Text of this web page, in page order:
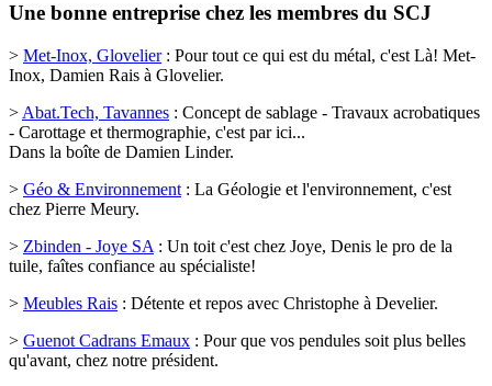
Une bonne entreprise chez les membres du SCJ
> Met-Inox, Glovelier: Pour tout ce qui est du métal, c'est Là! Met-
Inox, Damien Rais à Glovelier.
> Abat.Tech, Tavannes : Concept de sablage - Travaux acrobatiques
- Carottage et thermographie, c'est par ici...
Dans la boîte de Damien Linder.
> Géo & Environnement : La Géologie et l'environnement, c'est
chez Pierre Meury.
> Zbinden - Joye SA : Un toit c'est chez Joye, Denis le pro de la
tuile, faîtes confiance au spécialiste!
> Meubles Rais : Détente et repos avec Christophe à Develier.
> Guenot Cadrans Emaux : Pour que vos pendules soit plus belles
qu'avant, chez notre président.